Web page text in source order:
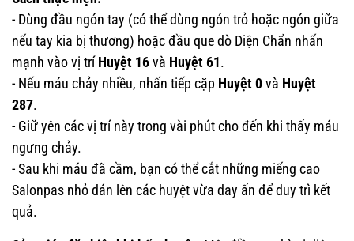
- Dùng đầu ngón tay (có thể dùng ngón trỏ hoặc ngón giữa
nếu tay kia bị thương) hoặc đầu que dò Diện Chẩn nhấn
mạnh vào vị tríHuyệt 16và Huyệt 61.
- Nếu máu chảy nhiều, nhấn tiếp cặp Huyệt 0và Huyệt
287.
- Giữ yên các vị trí này trong vài phút cho đến khi thấy máu
ngưng chảy.
- Sau khi máu đã cầm, bạn có thể cắt những miếng cao
Salonpas nhỏ dán lên các huyệt vừa day ấn để duy trì kết
quả.